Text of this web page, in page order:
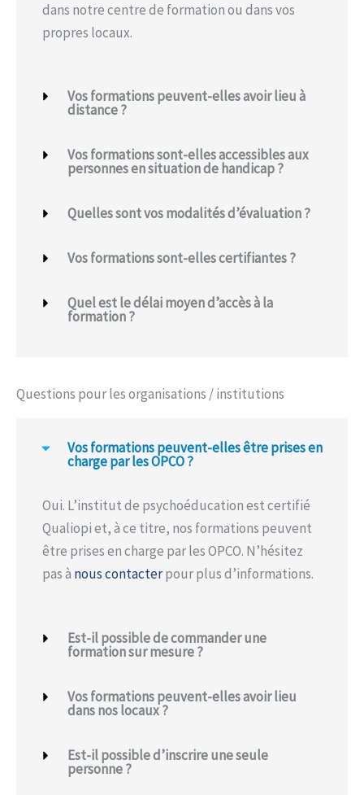
dans notre centre de formation ou dans vos
propres locaux.
Vos formations peuvent-elles avoir lieu à
distance ?
Vos formations sont-elles accessibles aux
personnes en situation de handicap ?
Quelles sont vos modalités d’évaluation ?
Vos formations sont-elles certifiantes ?
Quel est le délai moyen d’accès à la
formation ?
Questions pour les organisations / institutions
Vos formations peuvent-elles être prises en
charge par les OPCO ?
Oui. L’institut de psychoéducation est certifié
Qualiopi et, à ce titre, nos formations peuvent
être prises en charge par les OPCO. N’hésitez
pas à nous contacterpour plus d’informations.
Est-il possible de commander une
formation sur mesure ?
Vos formations peuvent-elles avoir lieu
dans nos locaux ?
Est-il possible d’inscrire une seule
personne ?